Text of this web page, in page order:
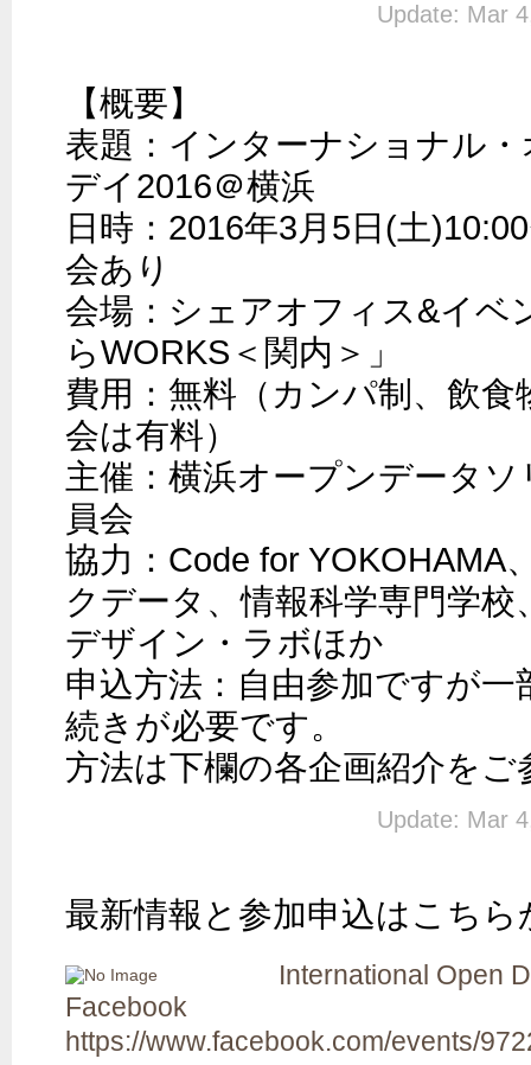
Update: Mar
【概要】
表題：インターナショナル
デイ2016＠横浜
日時：2016年3月5日(土
会あり
会場：シェアオフィス&イベ
らWORKS＜関内＞」
費用：無料（カンパ制、飲食
会は有料）
主催：横浜オープンデータ
員会
協力：Code for YOKOHAMA
クデータ、情報科学専門学
デザイン・ラボほか
申込方法：自由参加ですが一
続きが必要です。
方法は下欄の各企画紹介を
Update: Mar
最新情報と参加申込はこち
International Open
Facebook
https://www.facebook.com/events/